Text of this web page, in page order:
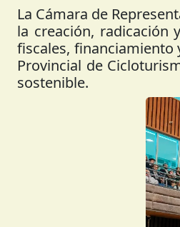
La Cámara de
la creación, radicación
fiscales,
Provincial de
sostenible.